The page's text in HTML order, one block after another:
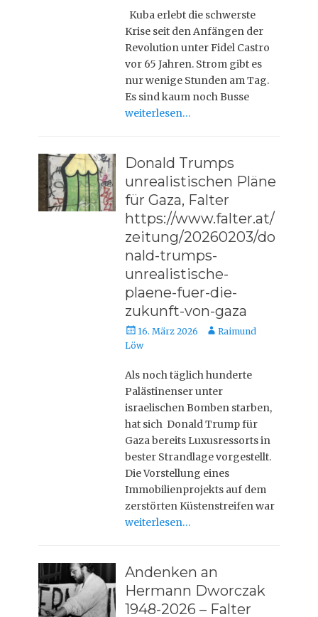
Kuba erlebt die schwerste
Krise seit den Anfängen der
Revolution unter Fidel Castro
vor 65 Jahren. Strom gibt es
nur wenige Stunden am Tag.
Es sind kaum noch Busse
weiterlesen…
Donald Trumps
unrealistischen Pläne
für Gaza, Falter
https://www.falter.at/
zeitung/20260203/do
nald-trumps-
unrealistische-
plaene-fuer-die-
zukunft-von-gaza
Veröffentlicht
am
16. März 2026 AutorRaimund
Löw
Als noch täglich hunderte
Palästinenser unter
israelischen Bomben starben,
hat sich Donald Trump für
Gaza bereits Luxusressorts in
bester Strandlage vorgestellt.
Die Vorstellung eines
Immobilienprojekts auf dem
zerstörten Küstenstreifen war
weiterlesen…
Andenken an
Hermann Dworczak
1948-2026 – Falter